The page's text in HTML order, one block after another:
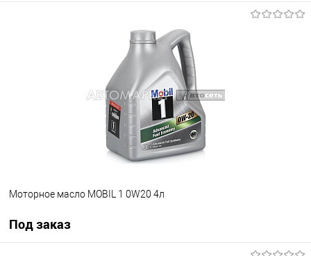
В наличии
Моторное масло MOBIL 1 0W20 4л
Под заказ